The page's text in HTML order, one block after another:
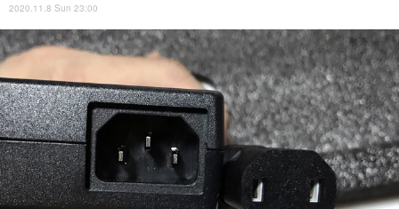
2020.11.8 Sun 23:00